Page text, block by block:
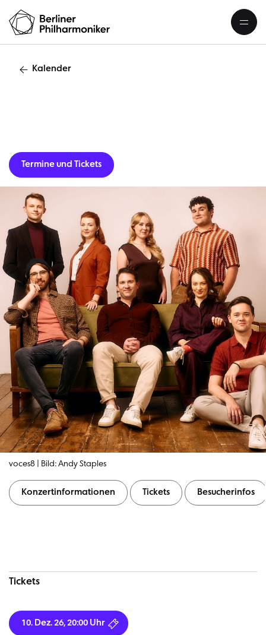
Kalender
Termine und Tickets
voces8 | Bild: Andy Staples
Konzertinformationen Tickets Besucherinfos
Tickets
10. Dez. 26, 20:00 Uhr